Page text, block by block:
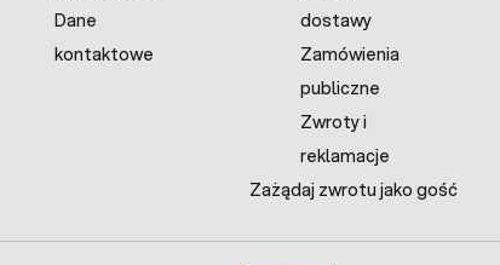
Dane
kontaktowe
dostawy
Zamówienia
publiczne
Zwroty i
reklamacje
Zażądaj zwrotu jako gość